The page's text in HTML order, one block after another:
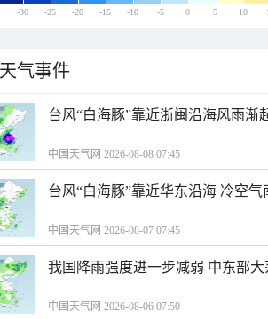
-30 -25 -20 -15 -10 -5 0 5 10
气事件
台风“白海豚”靠近浙闽沿海风雨渐
中国天气网 2026-08-08 07:45
台风“白海豚”靠近华东沿海 冷空
中国天气网 2026-08-07 07:45
我国降雨强度进一步减弱 中东部
中国天气网 2026-08-06 07:50